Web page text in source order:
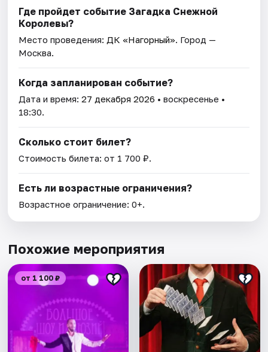
Где пройдет событие Загадка Снежной
Королевы?
Место проведения: ДК «Нагорный». Город —
Москва.
Когда запланирован событие?
Дата и время:27 декабря 2026 • воскресенье •
18:30.
Сколько стоит билет?
Стоимость билета: от 1 700 ₽.
Есть ли возрастные ограничения?
Возрастное ограничение: 0+.
Похожие мероприятия
от 1 100 ₽